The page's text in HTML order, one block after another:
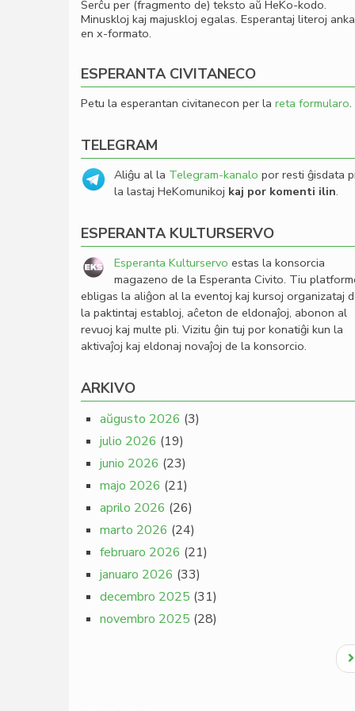
Serĉu per (fragmento de) teksto aŭ HeKo-kodo.
Minuskloj kaj majuskloj egalas. Esperantaj literoj
en x-formato.
ESPERANTA CIVITANECO
Petu la esperantan civitanecon per la reta formularo.
TELEGRAM
Aliĝu al la Telegram-kanalo por resti ĝisdata
la lastaj HeKomunikoj kaj por komenti ilin.
ESPERANTA KULTURSERVO
Esperanta Kulturservo estas la konsorcia
magazeno de la Esperanta Civito. Tiu
ebligas la aliĝon al la eventoj kaj kursoj organizataj
la paktintaj establoj, aĉeton de eldonaĵoj, abonon al
revuoj kaj multe pli. Vizitu ĝin tuj por konatiĝi kun la
aktivaĵoj kaj eldonaj novaĵoj de la konsorcio.
ARKIVO
aŭgusto 2026 (3)
julio 2026 (19)
junio 2026 (23)
majo 2026 (21)
aprilo 2026 (26)
marto 2026 (24)
februaro 2026 (21)
januaro 2026 (33)
decembro 2025 (31)
novembro 2025 (28)